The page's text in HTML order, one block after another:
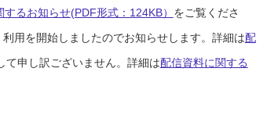
るお知らせ(PDF形式：124KB） をご覧くださ
用を開始しましたのでお知らせします。詳細は配
申し訳ございません。詳細は配信資料に関する